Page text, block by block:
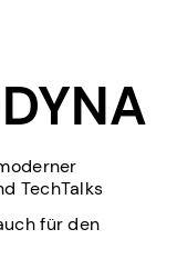
TechTalks
für den